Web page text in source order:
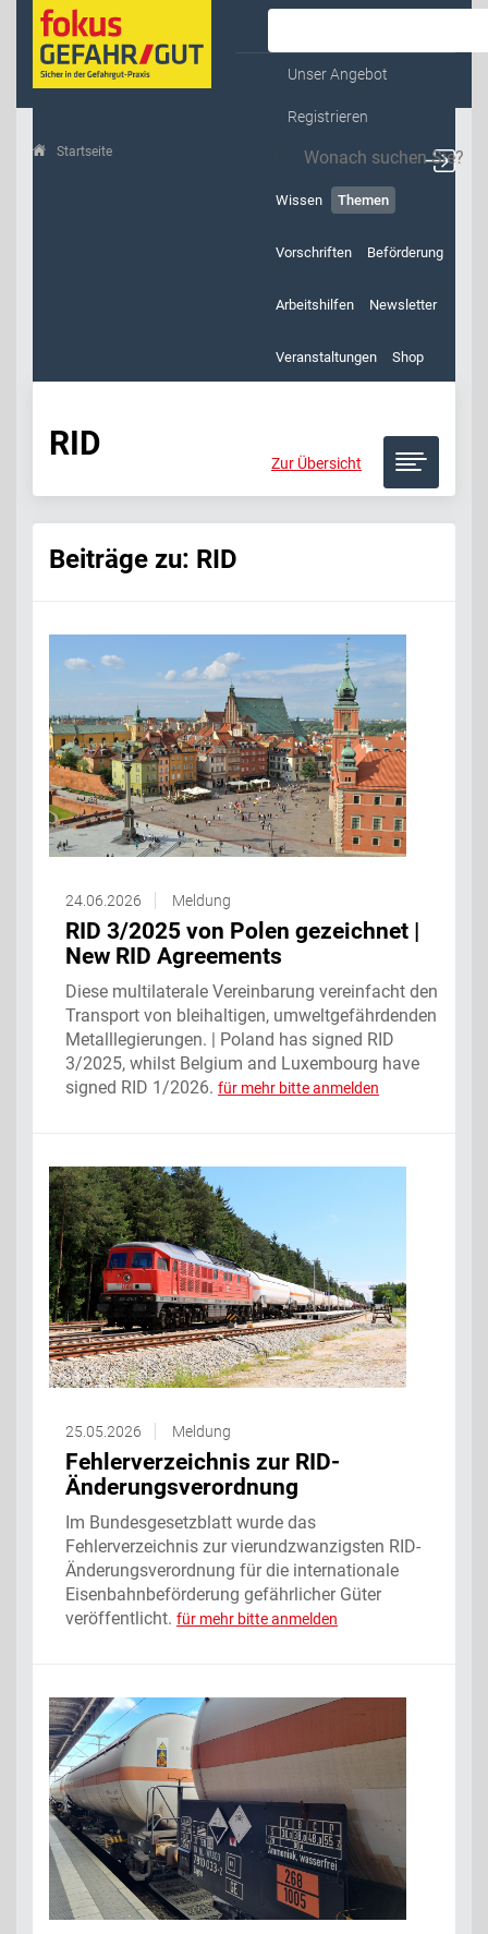
Unser Angebot
Registrieren
Wissen Themen
Vorschriften Beförderung
Arbeitshilfen Newsletter
Veranstaltungen Shop
Startseite
Zur Übersicht
RID
Beiträge zu: RID
24.06.2026 Meldung
RID 3/2025 von Polen gezeichnet |
New RID Agreements
Diese multilaterale Vereinbarung vereinfacht den
Transport von bleihaltigen, umweltgefährdenden
Metalllegierungen. | Poland has signed RID
3/2025, whilst Belgium and Luxembourg have
signed RID 1/2026. für mehr bitte anmelden
25.05.2026 Meldung
Fehlerverzeichnis zur RID-
Änderungsverordnung
Im Bundesgesetzblatt wurde das
Fehlerverzeichnis zur vierundzwanzigsten RID-
Änderungsverordnung für die internationale
Eisenbahnbeförderung gefährlicher Güter
veröffentlicht. für mehr bitte anmelden